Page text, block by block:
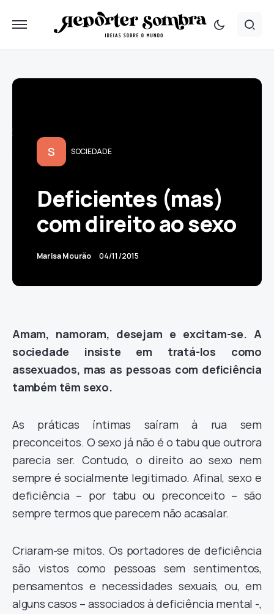
S SOCIEDADE
Deficientes (mas)
com direito ao sexo
Marisa Mourão 04/11/2015
Amam, namoram, desejam e excitam-se. A
sociedade insiste em tratá-los como
assexuados, mas as pessoas com deficiência
também têm sexo.
As práticas íntimas saíram à rua sem
preconceitos. O sexo já não é o tabu que outrora
parecia ser. Contudo, o direito ao sexo nem
sempre é socialmente legitimado. Afinal, sexo e
deficiência – por tabu ou preconceito – são
sempre termos que parecem não acasalar.
Criaram-se mitos. Os portadores de deficiência
são vistos como pessoas sem sentimentos,
pensamentos e necessidades sexuais, ou, em
alguns casos – associados à deficiência mental -,